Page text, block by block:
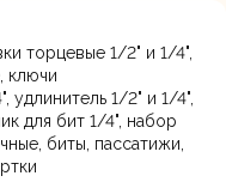
торцевые 1/2" и 1/4",
ключи
удлинитель 1/2" и 1/4",
для бит 1/4", набор
биты, пассатижи,
Скоро в
продаже